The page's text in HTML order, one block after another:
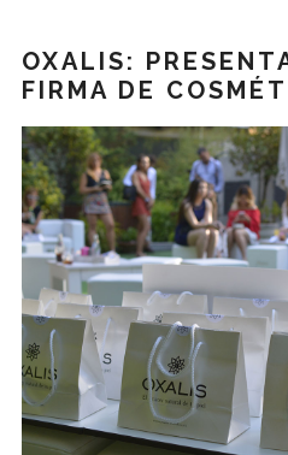
OXALIS:
FIRMA DE